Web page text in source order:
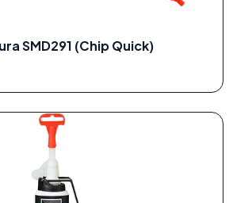
SMD291 (Chip Quick)